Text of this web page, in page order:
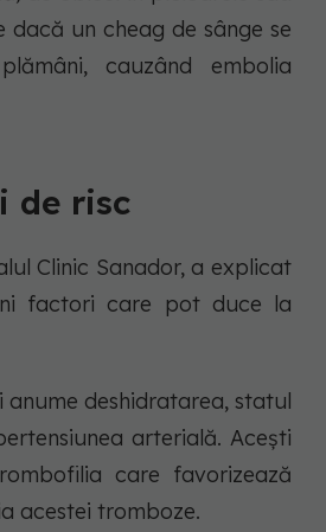
un cheag de sânge se
cauzând embolia
de risc
Clinic Sanador, a explicat
factori care pot duce la
deshidratarea, statul
arterială. Acești
care favorizează
acestei tromboze.